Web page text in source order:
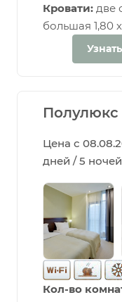
Кровати: две
большая 1,80
Полулюкс
Цена с
дней / 5 ночей
Кол-во